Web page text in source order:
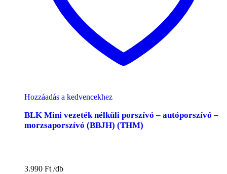
Hozzáadás a kedvencekhez
BLK Mini vezeték nélküli porszívó – autóporszívó –
morzsaporszívó (BBJH) (THM)
3.990 Ft